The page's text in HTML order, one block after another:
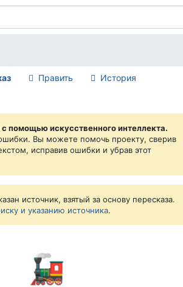
Править История
с помощью искусственного интеллекта.
Вы можете помочь проекту, сверив
исправив ошибки и убрав этот
источник, взятый за основу пересказа.
и указанию источника.
🚂